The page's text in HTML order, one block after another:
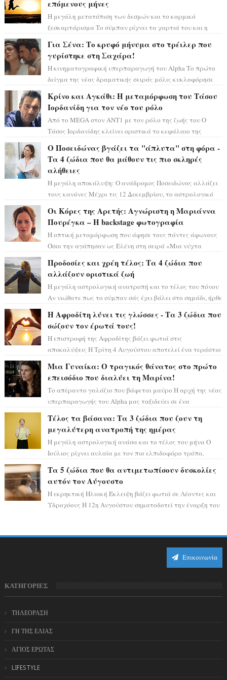
επόμενους μήνες
Η μεγάλη μετατόπιση των δεσμών και το καρμικό
ξεσκαρτάρισμα Το σύμπαν ρίχνει τα χαρτιά του και η
Για Σένα: Το κρυφό μήνυμα στο τρέιλερ που
γυρίστηκε στη Σαχάρα!
Η κινηματογραφική υπερπαραγωγή του Alpha Το πρώτο
δείγμα της νέας δραματικής σειράς μόλις κυκλοφόρησε
Κρίνο και Αγκάθι: Η μεταμόρφωση του Τάσου
Ιορδανίδη για τον νέο του ρόλο
Από το MEGA στον ΑΝΤ1 με τον ρόλο της ζωής του Ο
Τάσος Ιορδανίδης κλείνει οριστικά το κεφάλαιο της
Ο Ποσειδώνας βγάζει τα "άπλυτα" στη φόρα -
Τα 4 ζώδια που θα μάθουν τις πιο σκληρές
αλήθειες
Η μεγάλη αποκάλυψη: Ο ανάδρομος Ποσειδώνας αλλάζει
τους κανόνες Μέχρι τις 12 Δεκεμβρίου, το αστρολογικό
Οι Κόρες της Αρετής: Αγνώριστη η Μαριάννα
Πουρέγκα – H backstage φωτογραφία
Η οπτική μεταμόρφωση που άφησε τους πάντες άφωνους
Όσοι την αγάπησαν ως Ελένη στη σειρά «Μια νύχτα
Προδοσίες και χρέη τέλος: Τα 4 ζώδια που
αλλάζουν οριστικά ζωή
Η μεγάλη αστρολογική ανατροπή και το τέλος του πόνου
Αν νιώθατε πως το σύμπαν σάς έχει βάλει στο σημάδι, ήρθε
Η Αφροδίτη λύνει τις γλώσσες - Τα 3 ζώδια που
σώζουν τον έρωτά τους!
Η επιστροφή της Αφροδίτης βάζει φωτιά στις
αποκαλύψεις Η Τρίτη 4 Αυγούστου αποτελεί ένα τεράστιο
Μια Γυναίκα: Ο τραγικός θάνατος στο πρώτο
επεισόδιο που διαλύει τη Μαρίνα!
Το απέραντο γαλάζιο που βάφεται μαύρο Η αρχή της νέας
υπερπαραγωγής του Alpha μας ταξιδεύει σε ένα
Τέλος τα βάσανα: Τα 3 ζώδια που ζουν τη
μεγαλύτερη ανατροπή της ημέρας
Η μεγάλη αστρολογική ανάσα και το τέλος του μήνα Ο
Ιούλιος ρίχνει αυλαία με τον πιο ελπιδοφόρο τρόπο,
Τα 5 ζώδια που θα αντιμετωπίσουν δυσκολίες
αυτόν τον Αύγουστο
Η εκρηκτική Ηλιακή Έκλειψη βάζει φωτιά σε Λέοντες και
Υδροχόους Η 12η Αυγούστου σηματοδοτεί την έναρξη του
Επικοινωνία
ΚΑΤΗΓΟΡΙΕΣ
ΤΗΛΕΟΡΑΣΗ
ΓΗ ΤΗΣ ΕΛΙΑΣ
ΑΓΙΟΣ ΕΡΩΤΑΣ
LIFESTYLE